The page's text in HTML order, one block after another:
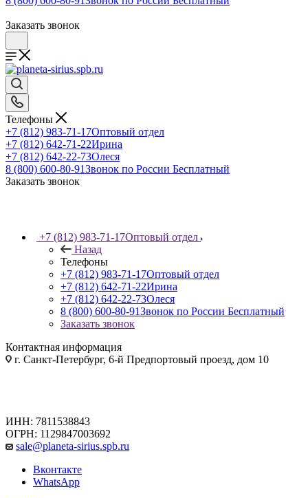
Заказать звонок
Телефоны
+7 (812) 983-71-17Оптовый отдел
+7 (812) 642-71-22Ирина
+7 (812) 642-22-73Олеся
8 (800) 600-80-91Звонок по России Бесплатный
Заказать звонок
+7 (812) 983-71-17Оптовый отдел
Назад
Телефоны
+7 (812) 983-71-17Оптовый отдел
+7 (812) 642-71-22Ирина
+7 (812) 642-22-73Олеся
8 (800) 600-80-91Звонок по России Бесплатный
Заказать звонок
Контактная информация
г. Санкт-Петербург, 6-й Предпортовый проезд, дом 10
ИНН: 7811538843
ОГРН: 1129847003692
sale@planeta-sirius.spb.ru
Вконтакте
WhatsApp